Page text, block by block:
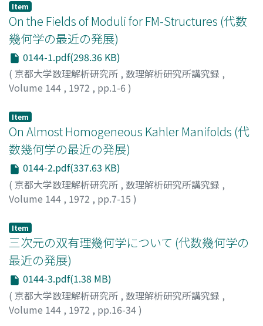
Item
On the Fields of Moduli for FM-Structures (代数
幾何学の最近の発展)
0144-1.pdf(298.36 KB)
( 京都大学数理解析研究所 , 数理解析研究所講究録 ,
Volume 144 , 1972 , pp.1-6 )
Item
On Almost Homogeneous Kahler Manifolds (代
数幾何学の最近の発展)
0144-2.pdf(337.63 KB)
( 京都大学数理解析研究所 , 数理解析研究所講究録 ,
Volume 144 , 1972 , pp.7-15 )
Item
三次元の双有理幾何学について (代数幾何学の
最近の発展)
0144-3.pdf(1.38 MB)
( 京都大学数理解析研究所 , 数理解析研究所講究録 ,
Volume 144 , 1972 , pp.16-34)